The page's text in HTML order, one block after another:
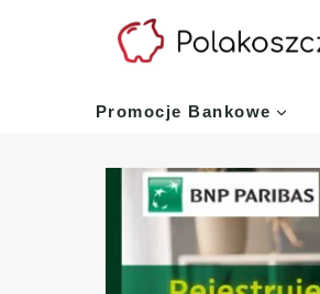
Promocje Bankowe